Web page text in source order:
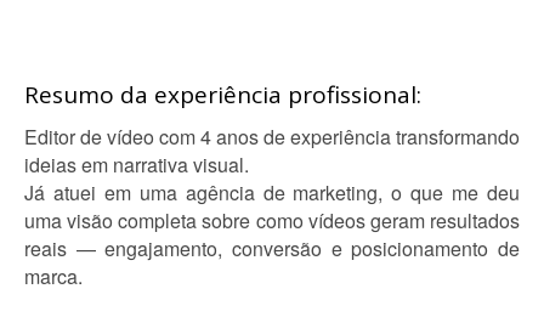
Resumo da experiência profissional:
Editor de vídeo com 4 anos de experiência transformando
ideias em narrativa visual.
Já atuei em uma agência de marketing, o que me deu
uma visão completa sobre como vídeos geram resultados
reais — engajamento, conversão e posicionamento de
marca.